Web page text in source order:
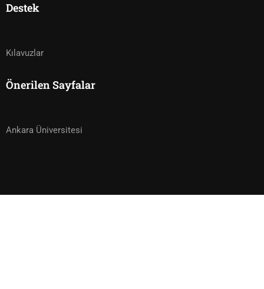
Destek
Kılavuzlar
Önerilen Sayfalar
Ankara Üniversitesi